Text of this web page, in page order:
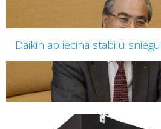
Daikin apliecina stabilu